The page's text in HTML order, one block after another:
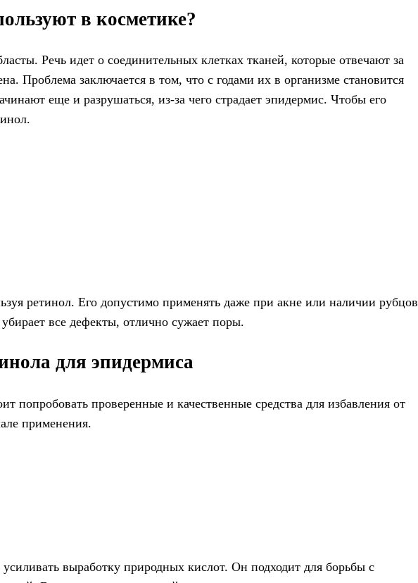
в косметике?
Речь идет о соединительных клетках тканей, которые отвечают за
Проблема заключается в том, что с годами их в организме становится
еще и разрушаться, из-за чего страдает эпидермис. Чтобы его
ретинол. Его допустимо применять даже при акне или наличии рубцов
все дефекты, отлично сужает поры.
для эпидермиса
попробовать проверенные и качественные средства для избавления от
применения.
выработку природных кислот. Он подходит для борьбы с